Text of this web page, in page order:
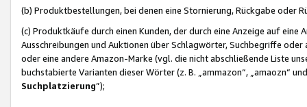
(b) Produktbestellungen, bei denen eine Stornierung, Rückgabe oder
(c) Produktkäufe durch einen Kunden, der durch eine Anzeige auf
Ausschreibungen und Auktionen über Schlagwörter, Suchbegriffe
oder eine andere Amazon-Marke (vgl. die nicht abschließende Liste
buchstabierte Varianten dieser Wörter (z. B. „ammazon“, „amaozn“
Suchplatzierung”);